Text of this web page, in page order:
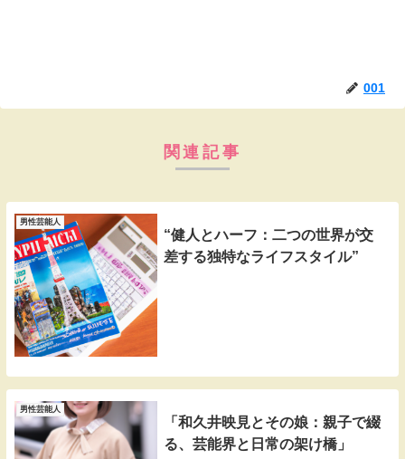
001
関連記事
男性芸能人
“健人とハーフ：二つの世界が交
差する独特なライフスタイル”
男性芸能人
「和久井映見とその娘：親子で綴
る、芸能界と日常の架け橋」